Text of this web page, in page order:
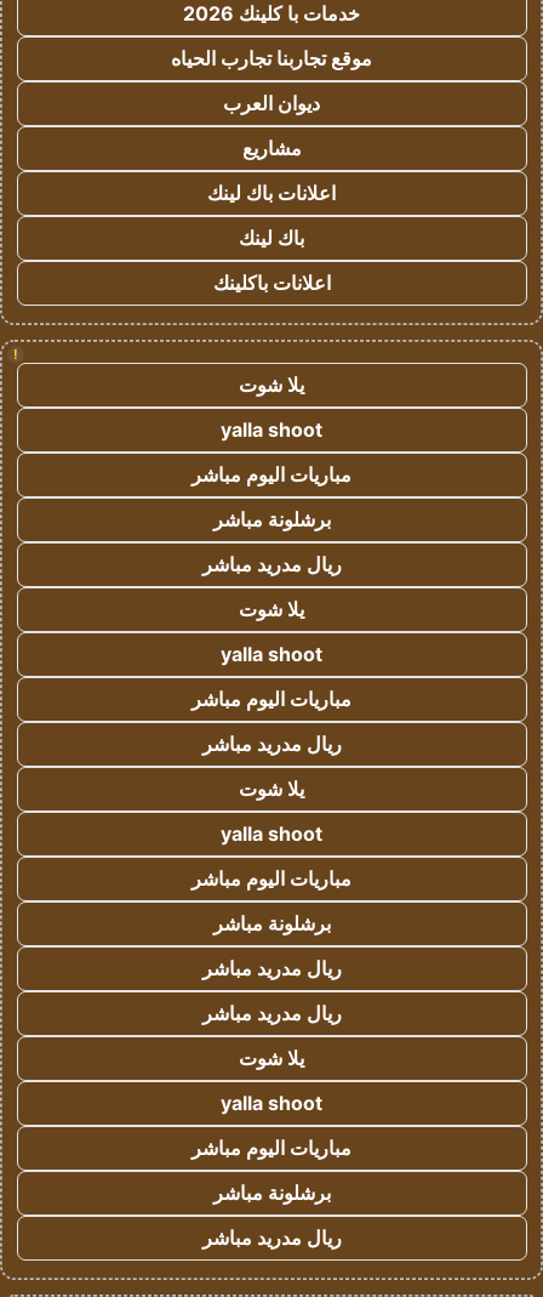
خدمات با كلينك 2026
موقع تجاربنا تجارب الحياه
ديوان العرب
مشاريع
اعلانات باك لينك
باك لينك
اعلانات باكلينك
!
يلا شوت
yalla shoot
مباريات اليوم مباشر
برشلونة مباشر
ريال مدريد مباشر
يلا شوت
yalla shoot
مباريات اليوم مباشر
ريال مدريد مباشر
يلا شوت
yalla shoot
مباريات اليوم مباشر
برشلونة مباشر
ريال مدريد مباشر
ريال مدريد مباشر
يلا شوت
yalla shoot
مباريات اليوم مباشر
برشلونة مباشر
ريال مدريد مباشر